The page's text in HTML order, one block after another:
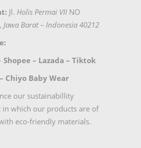
Jl. Holis Permai VII NO
, Jawa Barat – Indonesia 40212
Shopee – Lazada – Tiktok
Chiyo Baby Wear
our sustainabillity
which our products are of
eco-friendly materials.